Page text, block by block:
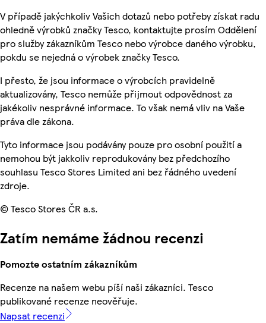
V případě jakýchkoliv Vašich dotazů nebo potřeby získat radu
ohledně výrobků značky Tesco, kontaktujte prosím Oddělení
pro služby zákazníkům Tesco nebo výrobce daného výrobku,
pokdu se nejedná o výrobek značky Tesco.
I přesto, že jsou informace o výrobcích pravidelně
aktualizovány, Tesco nemůže přijmout odpovědnost za
jakékoliv nesprávné informace. To však nemá vliv na Vaše
práva dle zákona.
Tyto informace jsou podávány pouze pro osobní použití a
nemohou být jakkoliv reprodukovány bez předchozího
souhlasu Tesco Stores Limited ani bez řádného uvedení
zdroje.
© Tesco Stores ČR a.s.
Zatím nemáme žádnou recenzi
Pomozte ostatním zákazníkům
Recenze na našem webu píší naši zákazníci. Tesco
publikované recenze neověřuje.
Napsat recenzi